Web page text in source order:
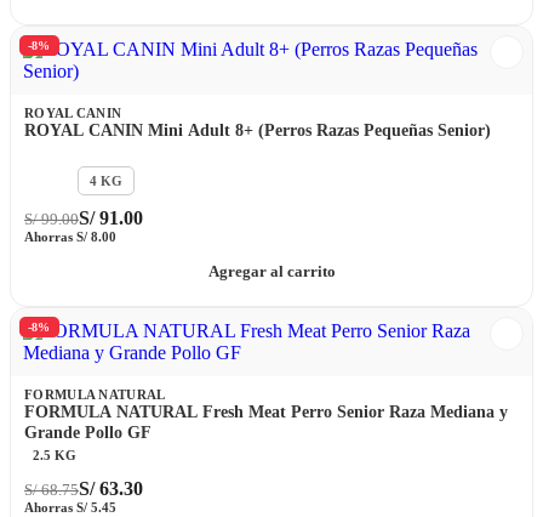
-8%
ROYAL CANIN
ROYAL CANIN Mini Adult 8+ (Perros Razas Pequeñas Senior)
4 KG
S/99.00S/91.00
Ahorras S/ 8.00
Agregar al carrito
-8%
FORMULA NATURAL
FORMULA NATURAL Fresh Meat Perro Senior Raza Mediana y
Grande Pollo GF
2.5 KG
S/68.75S/63.30
Ahorras S/ 5.45